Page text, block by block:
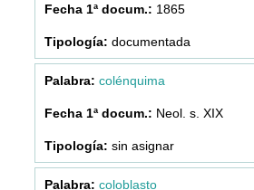
1865
documentada
colénquima
Neol. s. XIX
sin asignar
coloblasto